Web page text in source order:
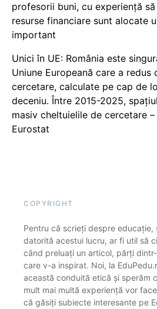
profesorii buni, cu experiență
resurse financiare sunt alocate
important
Unici în UE: România este
Uniune Europeană care a redus
cercetare, calculate pe cap de
deceniu. Între 2015-2025,
masiv cheltuielile de cercetare
Eurostat
COPYRIGHT
Pentru că scrieți despre educație,
datorită acestui lucru, ar fi util să
când preluați un articol, părți
care v-a inspirat. Noi, la
această conduită etică și sperăm
mult mai multă experiență vor
că găsiți subiecte interesante pe